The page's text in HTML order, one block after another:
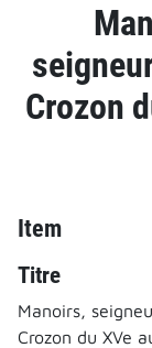
Crozon
Item
Titre
Manoirs,
Crozon du XVe